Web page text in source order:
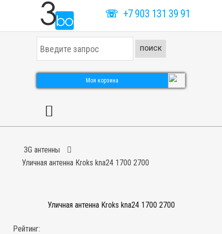
☏ +7 903 131 39 91
к
а
ь
ПОИСК
Моя корзина
3G антенны
Уличная антенна Kroks kna24 1700 2700
Уличная антенна Kroks kna24 1700 2700
Рейтинг: